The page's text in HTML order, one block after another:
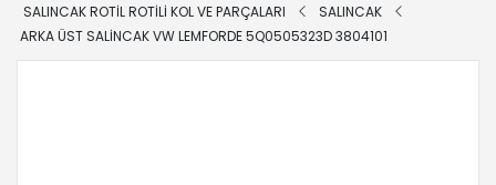
SALINCAK ROTİL ROTİLİ KOL VE PARÇALARI
SALINCAK
ARKA ÜST SALINCAK VW LEMFORDE 5Q0505323D 3804101